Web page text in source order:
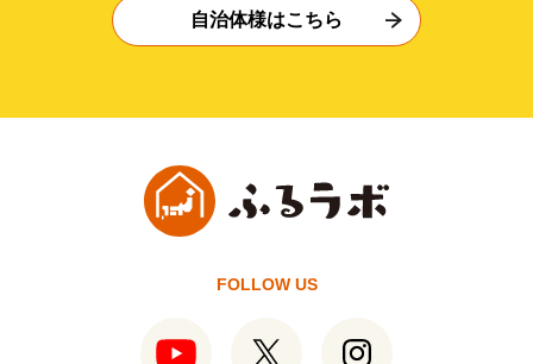
自治体様はこちら
FOLLOW US